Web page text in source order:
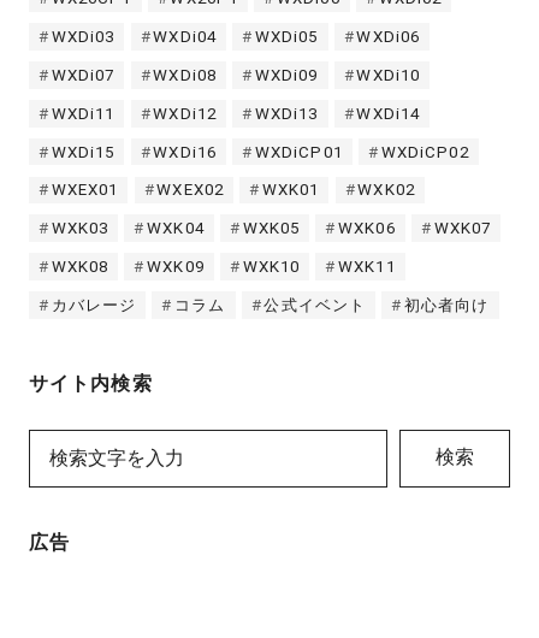
WXDi03 WXDi04 WXDi05 WXDi06
WXDi07 WXDi08 WXDi09 WXDi10
WXDi11 WXDi12 WXDi13 WXDi14
WXDi15 WXDi16 WXDiCP01 WXDiCP02
WXEX01 WXEX02 WXK01 WXK02
WXK03 WXK04 WXK05 WXK06 WXK07
WXK08 WXK09 WXK10 WXK11
カバレージ コラム 公式イベント 初心者向け
サイト内検索
検索
広告